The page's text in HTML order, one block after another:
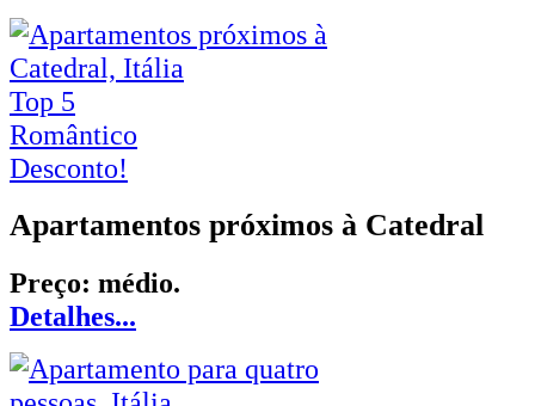
Top 5
Romântico
Desconto!
Apartamentos próximos à Catedral
Preço: médio.
Detalhes...